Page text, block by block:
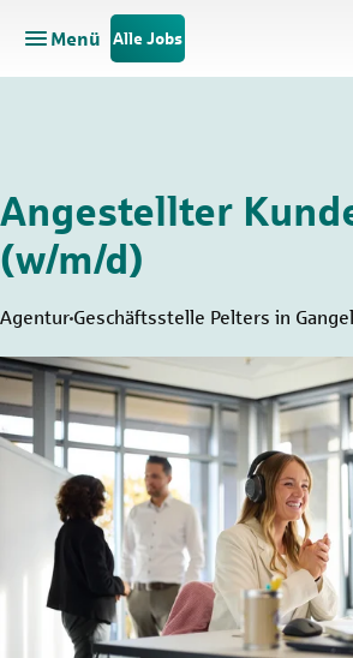
Zum Hauptinhalt springen
Zur Navigation springen
Menü
Hauptnavigation öffnen
Alle Jobs
Angestellter
(w/m/d)
Agentur Geschäftsstelle Pelters in